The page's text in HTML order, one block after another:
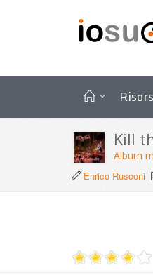
Kill
Album
Enrico Rusconi